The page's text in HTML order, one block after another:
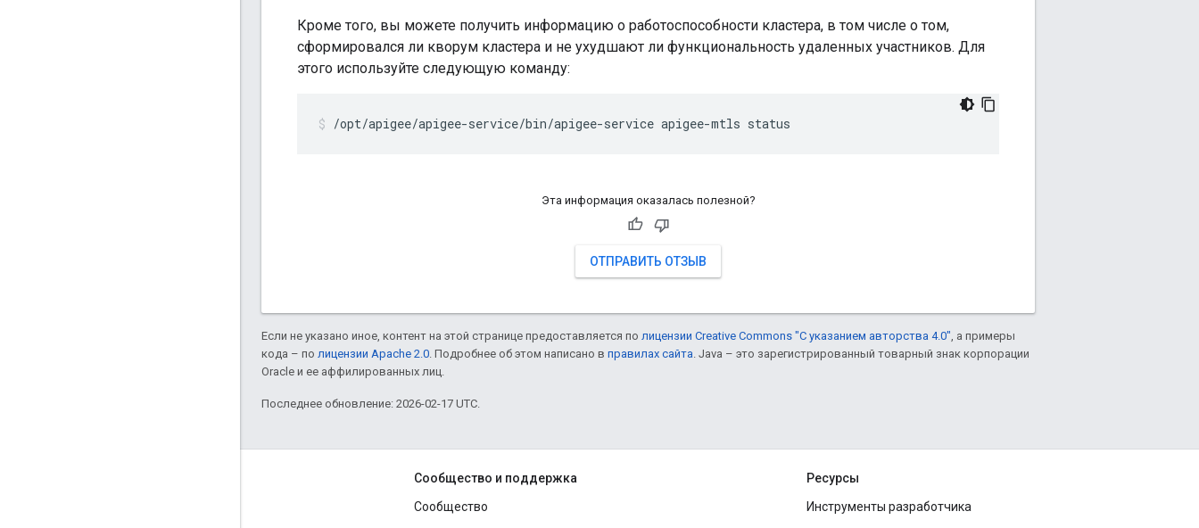
Кроме того, вы можете получить информацию о работоспособности кластера, в том числе о том,
сформировался ли кворум кластера и не ухудшают ли функциональность удаленных участников. Для
этого используйте следующую команду:
/opt/apigee/apigee-service/bin/apigee-service apigee-mtls status
Эта информация оказалась полезной?
ОТПРАВИТЬ ОТЗЫВ
Если не указано иное, контент на этой странице предоставляется по лицензии Creative Commons "С указанием авторства 4.0", а примеры
кода – по лицензии Apache 2.0. Подробнее об этом написано в правилах сайта. Java – это зарегистрированный товарный знак корпорации
Oracle и ее аффилированных лиц.
Последнее обновление: 2026-02-17 UTC.
Сообщество и поддержка
Сообщество
Ресурсы
Инструменты разработчика